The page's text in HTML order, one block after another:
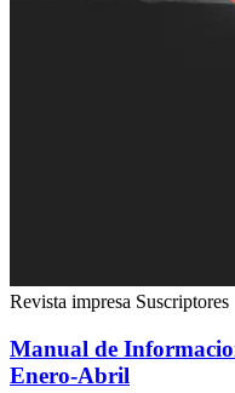
Revista impresa Suscriptores
Manual de
Enero-Abril